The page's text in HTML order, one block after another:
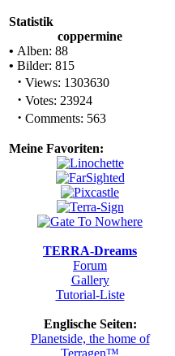
Statistik
coppermine
• Alben: 88
• Bilder: 815
· Views: 1303630
· Votes: 23924
· Comments: 563
Meine Favoriten:
TERRA-Dreams
Forum
Gallery
Tutorial-Liste
Englische Seiten:
Planetside, the home of
Terragen™